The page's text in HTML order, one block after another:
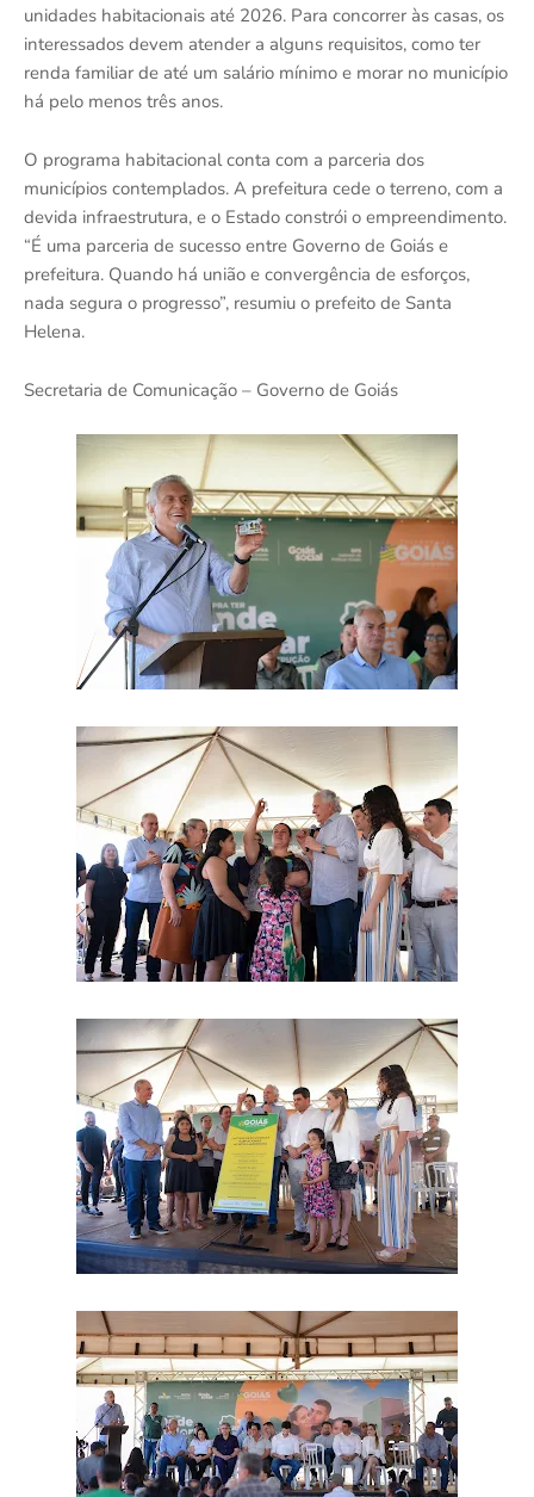
unidades habitacionais até 2026. Para concorrer às casas, os
interessados devem atender a alguns requisitos, como ter
renda familiar de até um salário mínimo e morar no município
há pelo menos três anos.
O programa habitacional conta com a parceria dos
municípios contemplados. A prefeitura cede o terreno, com a
devida infraestrutura, e o Estado constrói o empreendimento.
“É uma parceria de sucesso entre Governo de Goiás e
prefeitura. Quando há união e convergência de esforços,
nada segura o progresso”, resumiu o prefeito de Santa
Helena.
Secretaria de Comunicação – Governo de Goiás